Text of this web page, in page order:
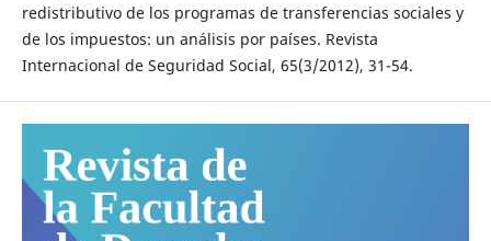
redistributivo de los programas de transferencias sociales y
de los impuestos: un análisis por países. Revista
Internacional de Seguridad Social, 65(3/2012), 31-54.